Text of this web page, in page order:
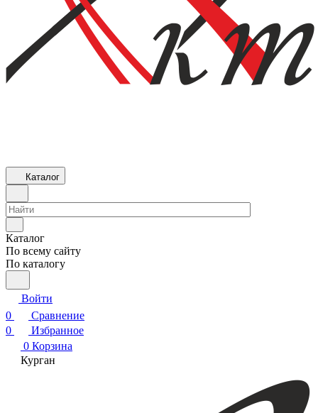
Каталог
Каталог
По всему сайту
По каталогу
Войти
0
Сравнение
0
Избранное
0 Корзина
Курган